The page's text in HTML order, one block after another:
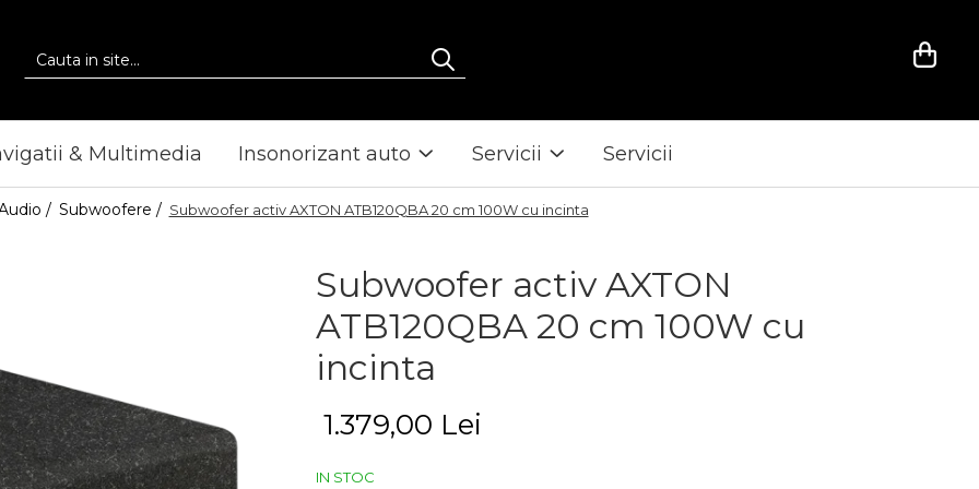
& Multimedia Insonorizant auto Servicii Servicii
/ Subwoofere / Subwoofer activ AXTON ATB120QBA 20 cm 100W cu incinta
Subwoofer activ AXTON
ATB120QBA 20 cm 100W cu
incinta
1.379,00 Lei
IN STOC